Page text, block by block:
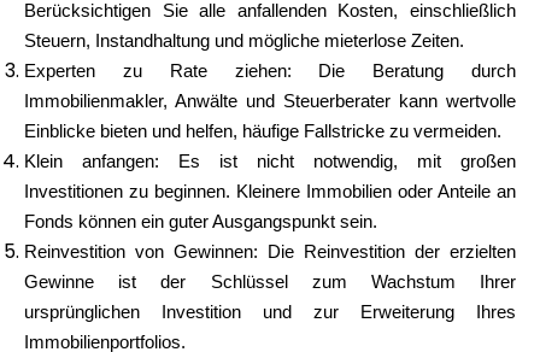
Berücksichtigen Sie alle anfallenden Kosten, einschließlich
Steuern, Instandhaltung und mögliche mieterlose Zeiten.
Experten zu Rate ziehen: Die Beratung durch
Immobilienmakler, Anwälte und Steuerberater kann wertvolle
Einblicke bieten und helfen, häufige Fallstricke zu vermeiden.
Klein anfangen: Es ist nicht notwendig, mit großen
Investitionen zu beginnen. Kleinere Immobilien oder Anteile an
Fonds können ein guter Ausgangspunkt sein.
Reinvestition von Gewinnen: Die Reinvestition der erzielten
Gewinne ist der Schlüssel zum Wachstum Ihrer
ursprünglichen Investition und zur Erweiterung Ihres
Immobilienportfolios.